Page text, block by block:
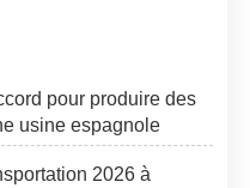
pour produire des
usine espagnole
2026 à